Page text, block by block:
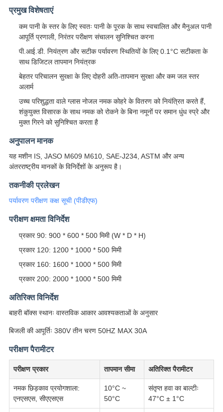
प्रमुख विशेषताएं
कम पानी के स्तर के लिए स्वतः पानी के पूरक के साथ स्वचालित और मैनुअल पानी
आपूर्ति प्रणाली, निरंतर परीक्षण संचालन सुनिश्चित करना
पी.आई.डी. नियंत्रण और सटीक पर्यावरण स्थितियों के लिए 0.1°C सटीकता के
साथ डिजिटल तापमान नियंत्रक
बेहतर परिचालन सुरक्षा के लिए दोहरी अति-तापमान सुरक्षा और कम जल स्तर
अलार्म
उच्च परिशुद्धता वाले ग्लास नोजल नमक कोहरे के वितरण को नियंत्रित करते हैं,
शंकुयुक्त विसारक के साथ नमक को रोकने के बिना नमूनों पर समान धुंध स्प्रे और
मुक्त गिरने को सुनिश्चित करता है
अनुपालन मानक
यह मशीन IS, JASO M609 M610, SAE-J234, ASTM और अन्य
अंतरराष्ट्रीय मानकों के विनिर्देशों के अनुरूप है।
तकनीकी प्रलेखन
पर्यावरण परीक्षण कक्ष सूची (पीडीएफ)
परीक्षण क्षमता विनिर्देश
प्रकार 90: 900 * 600 * 500 मिमी (W * D * H)
प्रकार 120: 1200 * 1000 * 500 मिमी
प्रकार 160: 1600 * 1000 * 500 मिमी
प्रकार 200: 2000 * 1000 * 500 मिमी
अतिरिक्त विनिर्देश
बाहरी बॉक्स स्थानः वास्तविक आकार आवश्यकताओं के अनुसार
बिजली की आपूर्तिः 380V तीन चरण 50HZ MAX 30A
परीक्षण पैरामीटर
परीक्षण प्रकार तापमान सीमा अतिरिक्त पैरामीटर
नमक छिड़काव प्रयोगशाला:
एनएसएस, सीएएसएस
10°C ~
50°C
संतृप्त हवा का बाल्टीः
47°C ± 1°C